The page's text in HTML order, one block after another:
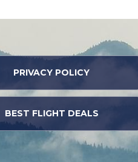
PRIVACY POLICY
BEST FLIGHT DEALS